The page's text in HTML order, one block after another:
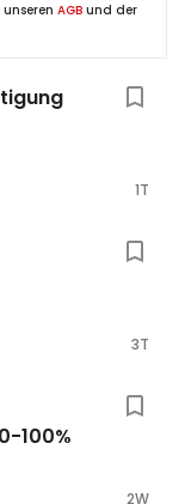
AGB und der
1T
3T
100%
2W